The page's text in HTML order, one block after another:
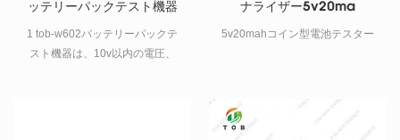
ッテリーパックテスト機器
1 tob-w602バッテリーパックテ
スト機器は、10v以内の電圧、
ナライザー5v20ma
5v20mahコイン型電池テスター